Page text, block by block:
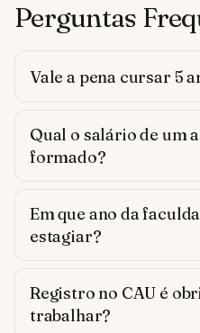
Perguntas
Vale a pena cursar 5
Qual o salário de um
formado?
Em que ano da
estagiar?
Registro no CAU é
trabalhar?